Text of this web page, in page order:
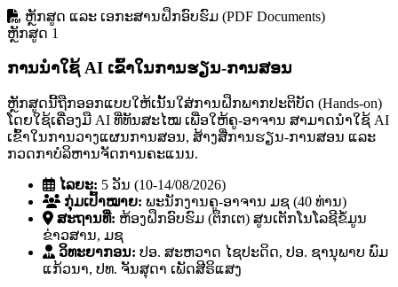
ຫຼັກສູດ ແລະ ເອກະສານຝຶກອົບຮົມ (PDF Documents)
ຫຼັກສູດ 1
ການນໍາໃຊ້ AI ເຂົ້າໃນການຮຽນ-ການສອນ
ຫຼັກສູດນີ້ຖືກອອກແບບໃຫ້ເນັ້ນໃສ່ການຝຶກພາກປະຕິບັດ (Hands-on)
ໂດຍໃຊ້ເຄື່ອງມື AI ທີ່ທັນສະໄໝ ເພື່ອໃຫ້ຄູ-ອາຈານ ສາມາດນໍາໃຊ້ AI
ເຂົ້າໃນການວາງແຜນການສອນ, ສ້າງສື່ການຮຽນ-ການສອນ ແລະ
ກວດກາບໍລິຫານຈັດການຄະແນນ.
ໄລຍະ: 5 ວັນ (10-14/08/2026)
ກຸ່ມເປົ້າໝາຍ: ພະນັກງານຄູ-ອາຈານ ມຊ (40 ທ່ານ)
ສະຖານທີ່: ຫ້ອງຝຶກອົບຮົມ (ຕຶກເຕ) ສູນເຕັກໂນໂລຊີຂໍ້ມູນ
ຂ່າວສານ, ມຊ
ວິທະຍາກອນ: ປອ. ສະຫວາດ ໄຊປະດິດ, ປອ. ຊານຸພາບ ພົມ
ແກ້ວນາ, ປທ. ຈັນສຸດາ ເພັດສີຣິແສງ